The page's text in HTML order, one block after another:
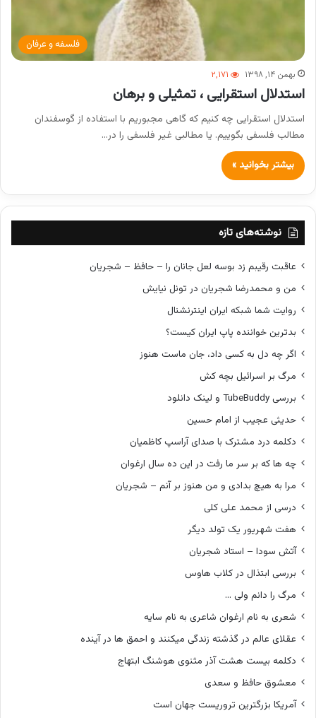
فلسفه و عرفان
بهمن ۱۴, ۱۳۹۸ ۲,۱۷۱
استدلال استقرایی ، تمثیلی و برهان
استدلال استقرایی چه کنیم که گاهی مجبوریم با استفاده از گوسفندان
مطالب فلسفی بگوییم. یا مطالبی غیر فلسفی را در…
بیشتر بخوانید »
نوشته‌های تازه
عاقبت رقیبم زد بوسه لعل جانان را – حافظ – شجریان
من و محمدرضا شجریان در تونل نیایش
روایت شما شبکه ایران اینترنشنال
بدترین خواننده پاپ ایران کیست؟
اگر چه دل به کسی داد، جان ماست هنوز
مرگ بر اسرائیل بچه کش
بررسی TubeBuddy و لینک دانلود
حدیثی عجیب از امام حسین
دکلمه درد مشترک با صدای آراسپ کاظمیان
چه ها که بر سر ما رفت در این ده سال ارغوان
مرا به هیچ بدادی و من هنوز بر آنم – شجریان
درسی از محمد علی کلی
هفت شهریور یک تولد دیگر
آتش سودا – استاد شجریان
بررسی ابتذال در کلاب هاوس
مرگ را دانم ولی …
شعری به نام ارغوان شاعری به نام سایه
عقلای عالم در گذشته زندگی میکنند و احمق ها در آینده
دکلمه بیست هشت آذر مثنوی هوشنگ ابتهاج
معشوق حافظ و سعدی
آمریکا بزرگترین تروریست جهان است